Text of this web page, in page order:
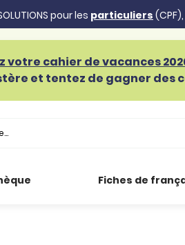
pour les particuliers (CPF),
votre cahier de vacances
et tentez de gagner des
Fiches de